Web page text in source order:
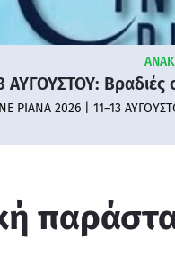
ΑΥΓΟΥΣΤΟΥ:
PIANA 2026 | 11–13